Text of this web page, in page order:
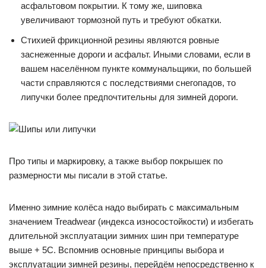
асфальтовом покрытии. К тому же, шиповка
увеличивают тормозной путь и требуют обкатки.
Стихией фрикционной резины являются ровные
заснеженные дороги и асфальт. Иными словами, если в
вашем населённом пункте коммунальщики, по большей
части справляются с последствиями снегопадов, то
липучки более предпочтительны для зимней дороги.
Про типы и маркировку, а также выбор покрышек по
размерности мы писали в этой статье.
Именно зимние колёса надо выбирать с максимальным
значением Treadwear (индекса износостойкости) и избегать
длительной эксплуатации зимних шин при температуре
выше + 5С. Вспомнив основные принципы выбора и
эксплуатации зимней резины, перейдём непосредственно к